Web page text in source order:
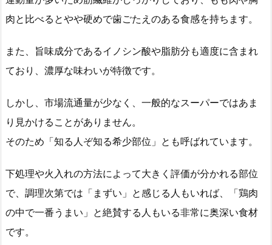
肉と比べるとやや硬めで歯ごたえのある食感を持ちます。
また、旨味成分であるイノシン酸や脂肪分も適度に含まれ
ており、濃厚な味わいが特徴です。
しかし、市場流通量が少なく、一般的なスーパーではあま
り見かけることがありません。
そのため「知る人ぞ知る希少部位」とも呼ばれています。
下処理や火入れの方法によって大きく評価が分かれる部位
で、調理次第では「まずい」と感じる人もいれば、「鶏肉
の中で一番うまい」と絶賛する人もいる非常に奥深い食材
です。